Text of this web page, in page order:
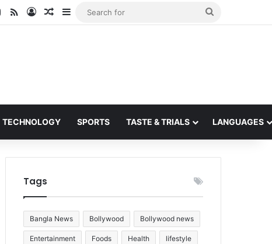
Instagram
RSS Log InRandom Article
Sidebar
TECHNOLOGY SPORTS TASTE & TRIALS LANGUAGES
Tags
Bangla News Bollywood Bollywood news
Entertainment Foods Health lifestyle